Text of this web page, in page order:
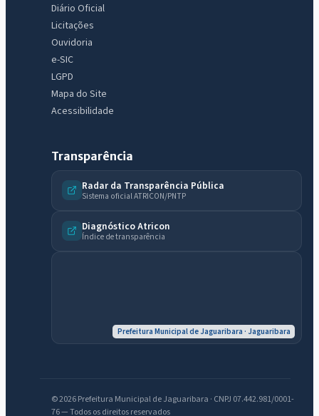
Diário Oficial
Licitações
Ouvidoria
e-SIC
LGPD
Mapa do Site
Acessibilidade
Transparência
Radar da Transparência Pública
Sistema oficial ATRICON/PNTP
Diagnóstico Atricon
Índice de transparência
Prefeitura Municipal de Jaguaribara · Jaguaribara
© 2026 Prefeitura Municipal de Jaguaribara · CNPJ 07.442.981/0001-
76 — Todos os direitos reservados